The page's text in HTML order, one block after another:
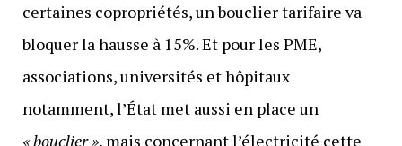
certaines copropriétés, un bouclier tarifaire va
bloquer la hausse à 15%. Et pour les PME,
associations, universités et hôpitaux
notamment, l’État met aussi en place un
« bouclier », mais concernant l’électricité cette